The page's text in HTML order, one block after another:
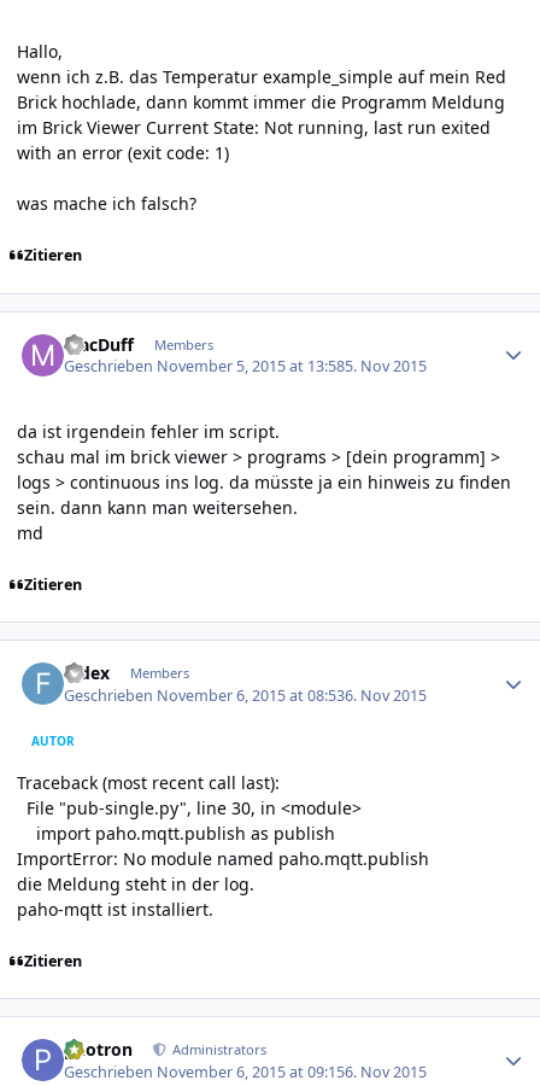
Hallo,
wenn ich z.B. das Temperatur example_simple auf mein Red
Brick hochlade, dann kommt immer die Programm Meldung
im Brick Viewer Current State: Not running, last run exited
with an error (exit code: 1)
was mache ich falsch?
Zitieren
MacDuff Members
Geschrieben November 5, 2015 at 13:585. Nov 2015
da ist irgendein fehler im script.
schau mal im brick viewer > programs > [dein programm] >
logs > continuous ins log. da müsste ja ein hinweis zu finden
sein. dann kann man weitersehen.
md
Zitieren
fedex Members
Geschrieben November 6, 2015 at 08:536. Nov 2015
AUTOR
Traceback (most recent call last):
File "pub-single.py", line 30, in <module>
import paho.mqtt.publish as publish
ImportError: No module named paho.mqtt.publish
die Meldung steht in der log.
paho-mqtt ist installiert.
Zitieren
photron Administrators
Geschrieben November 6, 2015 at 09:156. Nov 2015